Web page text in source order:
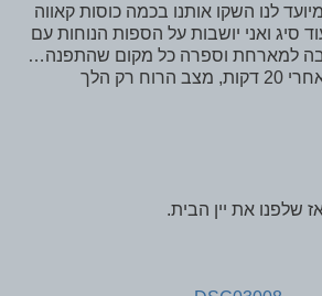
לנו השקו אותנו בכמה כוסות קאווה
סיג ואני יושבות על הספות הנוחות עם
למארחת וספרה כל מקום שהתפנה…
כשהתיישבנו סופסוף, אחרי 20 דקות, מצב הרוח רק הלך
שלפנו את יין הבית.